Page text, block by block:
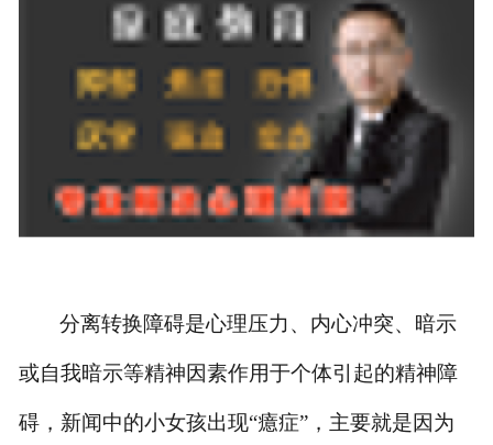
分离转换障碍是心理压力、内心冲突、暗示
或自我暗示等精神因素作用于个体引起的精神障
碍，新闻中的小女孩出现“癔症”，主要就是因为